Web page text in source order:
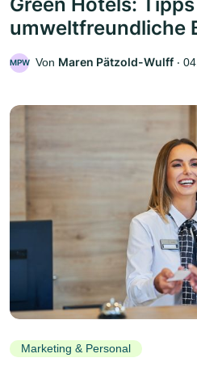
umweltfreundliche
MPW Von Maren Pätzold-Wulff ‧
Marketing & Personal